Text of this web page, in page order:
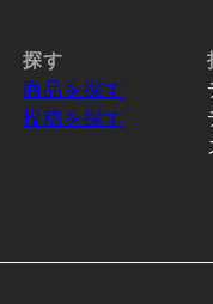
探す
商品を探す
投稿を探す